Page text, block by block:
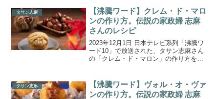
房見学＆マルシェで食材探し！鶏肉で代
用できる「...
タサン志麻
【沸騰ワード】クレム・ド・マロ
ンの作り方。伝説の家政婦 志麻
さんのレシピ
2023年12月1日 日本テレビ系列「沸騰ワ
ード10」で放送された、タサン志麻さん
の「クレム・ド・マロン」の作り方をご
が乱入！庭で採れたて旬食材争奪戦!?志
麻さんは...
タサン志麻
【沸騰ワード】ヴォル・オ・ヴァ
ンの作り方。伝説の家政婦 志麻